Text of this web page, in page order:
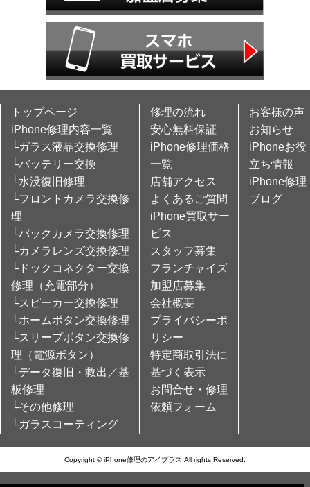
トップページ
iPhone修理内容一覧
└ガラス液晶交換修理
└バッテリー交換
└水没復旧修理
└フロントカメラ交換修
理
└バックカメラ交換修理
└カメラレンズ交換修理
└ドックコネクター交換
修理（充電部分）
└スピーカー交換修理
└ホームボタン交換修理
└スリープボタン交換修
理（電源ボタン）
└データ復旧・救出／基
板修理
└その他修理
└ガラスコーティング
修理の流れ
安心無料保証
iPhone修理価格
一覧
店舗アクセス
よくあるご質問
iPhone買取サー
ビス
スタッフ募集
フランチャイズ
加盟店募集
会社概要
プライバシーポ
リシー
特定商取引法に
基づく表示
お問合せ・修理
依頼フォーム
お客様の声
お知らせ
iPhoneお役
立ち情報
iPhone修理
ブログ
Copyright © iPhone修理のアイプラス All rights Reserved.